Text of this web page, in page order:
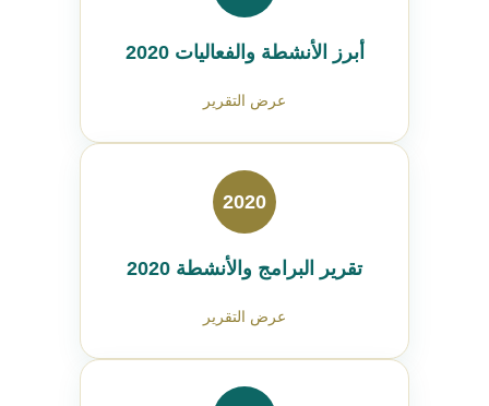
أبرز الأنشطة والفعاليات 2020
عرض التقرير
2020
تقرير البرامج والأنشطة 2020
عرض التقرير